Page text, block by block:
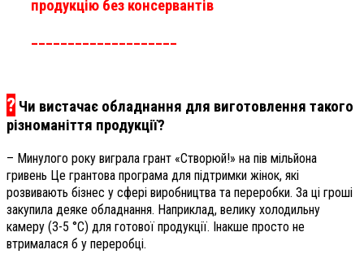
продукцію без консервантів
____________________
? Чи вистачає обладнання для виготовлення такого
різноманіття продукції?
– Минулого року виграла грант «Створюй!» на пів мільйона
гривень Це грантова програма для підтримки жінок, які
розвивають бізнес у сфері виробництва та переробки. За ці гроші
закупила деяке обладнання. Наприклад, велику холодильну
камеру (3-5 °C) для готової продукції. Інакше просто не
втрималася б у переробці.